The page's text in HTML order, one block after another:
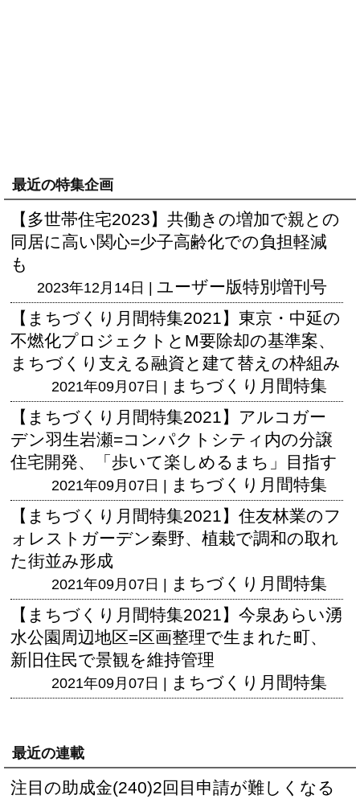
最近の特集企画
【多世帯住宅2023】共働きの増加で親との
同居に高い関心=少子高齢化での負担軽減
も
2023年12月14日 | ユーザー版特別増刊号
【まちづくり月間特集2021】東京・中延の
不燃化プロジェクトとM要除却の基準案、
まちづくり支える融資と建て替えの枠組み
2021年09月07日 | まちづくり月間特集
【まちづくり月間特集2021】アルコガー
デン羽生岩瀬=コンパクトシティ内の分譲
住宅開発、「歩いて楽しめるまち」目指す
2021年09月07日 | まちづくり月間特集
【まちづくり月間特集2021】住友林業のフ
ォレストガーデン秦野、植栽で調和の取れ
た街並み形成
2021年09月07日 | まちづくり月間特集
【まちづくり月間特集2021】今泉あらい湧
水公園周辺地区=区画整理で生まれた町、
新旧住民で景観を維持管理
2021年09月07日 | まちづくり月間特集
最近の連載
注目の助成金(240)2回目申請が難しくなる